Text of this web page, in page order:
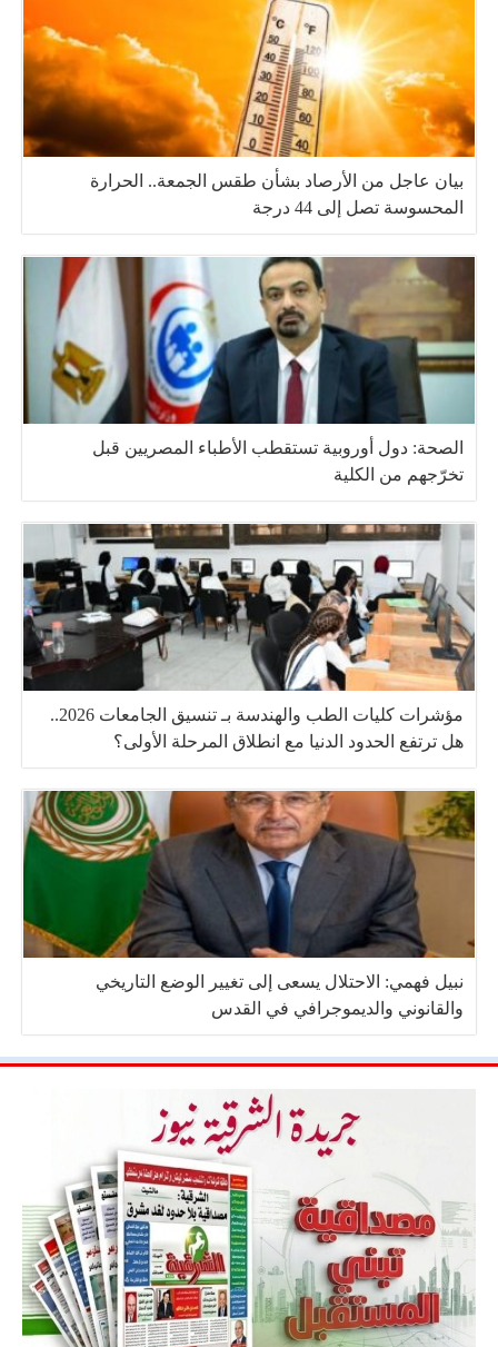
بيان عاجل من الأرصاد بشأن طقس الجمعة.. الحرارة
المحسوسة تصل إلى 44 درجة
الصحة: دول أوروبية تستقطب الأطباء المصريين قبل
تخرّجهم من الكلية
مؤشرات كليات الطب والهندسة بـ تنسيق الجامعات 2026..
هل ترتفع الحدود الدنيا مع انطلاق المرحلة الأولى؟
نبيل فهمي: الاحتلال يسعى إلى تغيير الوضع التاريخي
والقانوني والديموجرافي في القدس